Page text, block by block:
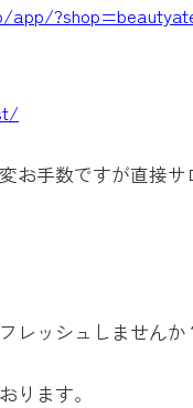
app/
お手数ですが直接
レッシュしませんか
ります。